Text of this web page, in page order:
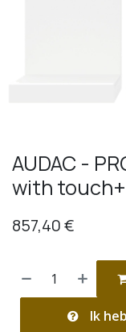
AUDAC -
with
857,40€
Ik